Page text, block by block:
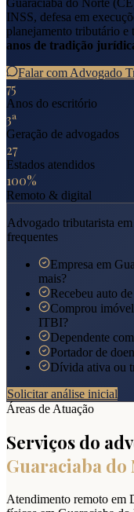
INSS, defesa em
planejamento tributário e
anos de tradição
Falar com Advogado
75
Anos do escritório
3ª
Geração de advogados
27
Estados atendidos
100%
Remoto & digital
Advogado tributarista em
frequentes
Empresa em
mais?
Recebeu auto
Comprou
ITBI?
Dependente
Portador de
Dívida ativa ou
Solicitar análise inicial
Áreas de Atuação
Serviços do
Guaraciaba do
Atendimento remoto em